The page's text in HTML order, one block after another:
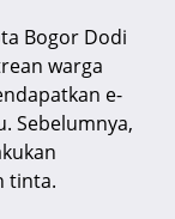
Bogor Dodi
warga
e-
Sebelumnya,
tinta.